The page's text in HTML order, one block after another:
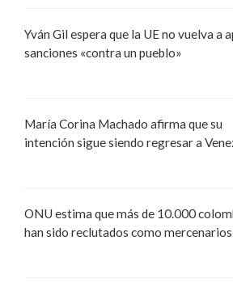
Yván Gil espera que la UE no vuelva a
sanciones «contra un pueblo»
María Corina Machado afirma que su
intención sigue siendo regresar a
ONU estima que más de 10.000
han sido reclutados como mercenarios